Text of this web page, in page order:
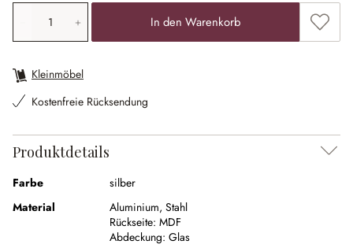
Produkt Anzahl: Gib den gewünschten Wert ein oder
In den Warenkorb Zum
Kleinmöbel
Kostenfreie Rücksendung
Produktdetails
Farbe
silber
Material
Aluminium, Stahl
Rückseite: MDF
Abdeckung: Glas